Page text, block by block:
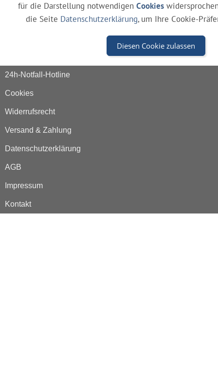
für die Darstellung notwendigen Cookies
die Seite Datenschutzerklärung, um Ihre Cookie-
Diesen Cookie zulassen
24h-Notfall-Hotline
Cookies
Widerrufsrecht
Versand & Zahlung
Datenschutzerklärung
AGB
Impressum
Kontakt